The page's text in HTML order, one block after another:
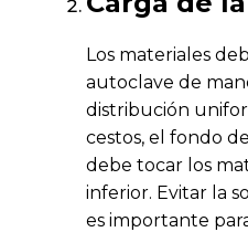
Los materiales
autoclave de
distribución
cestos, el fondo
debe tocar los
inferior. Evitar la
es importante